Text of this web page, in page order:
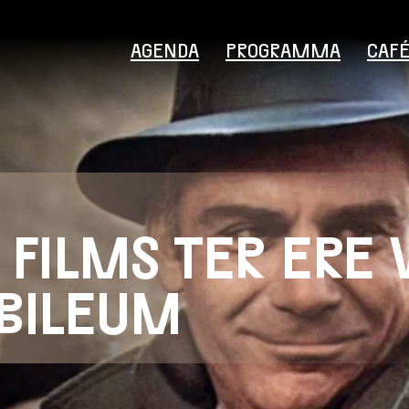
AGENDA PROGRAMMA
Bezoekersinformatie
Educatie
TER ERE